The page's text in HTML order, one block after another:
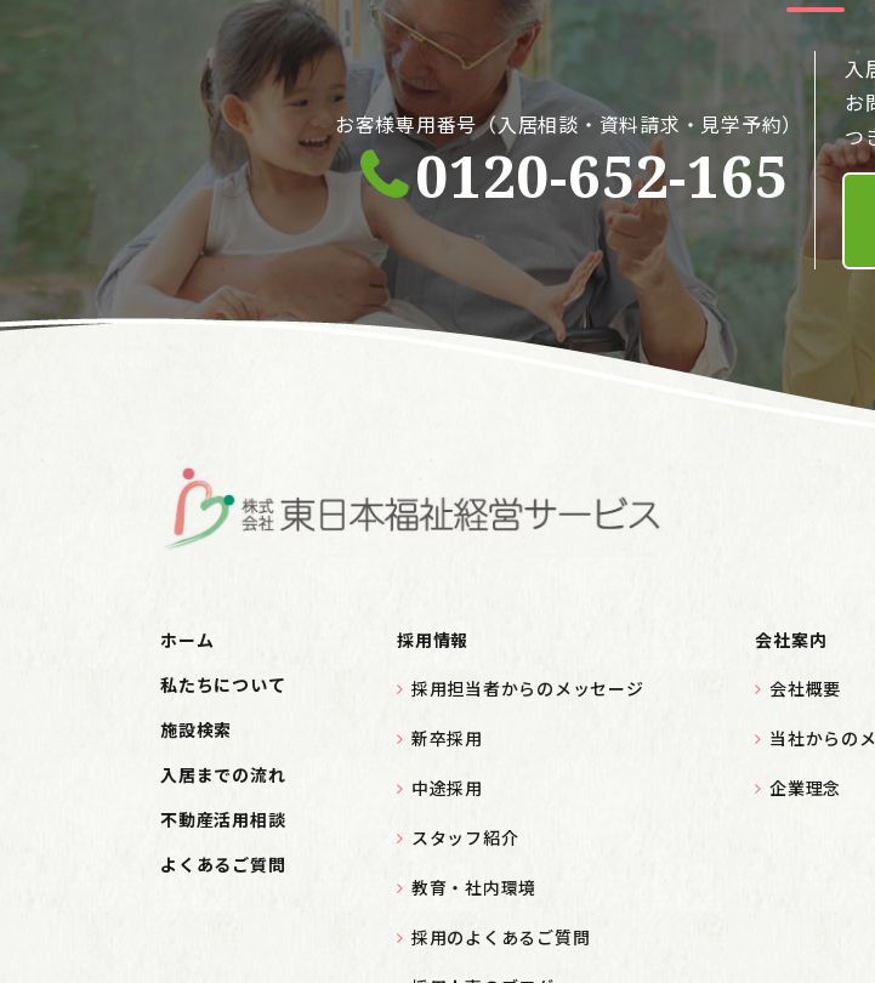
お客様専用番号（入居相談・資料請求・見学予約）
0120-652-165
入
お
つ
ホーム
私たちについて
施設検索
入居までの流れ
不動産活用相談
よくあるご質問
採用情報
採用担当者からのメッセージ
新卒採用
中途採用
スタッフ紹介
教育・社内環境
採用のよくあるご質問
会社案内
会社概要
当社からの
企業理念